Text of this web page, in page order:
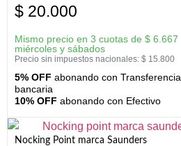
$ 20.000
Mismo precio en 3 cuotas de $ 6.667
miércoles y sábados
Precio sin impuestos nacionales: $ 15.800
5% OFF abonando con Transferencia
bancaria
10% OFF abonando con Efectivo
Nocking Point marca Saunders